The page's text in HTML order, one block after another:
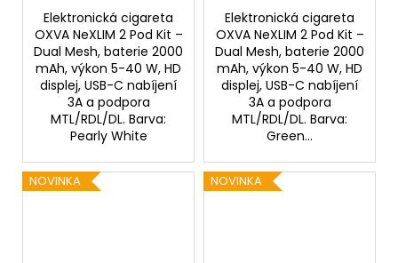
Elektronická cigareta
OXVA NeXLIM 2 Pod Kit –
Dual Mesh, baterie 2000
mAh, výkon 5-40 W, HD
displej, USB-C nabíjení
3A a podpora
MTL/RDL/DL. Barva:
Pearly White
Elektronická cigareta
OXVA NeXLIM 2 Pod Kit –
Dual Mesh, baterie 2000
mAh, výkon 5-40 W, HD
displej, USB-C nabíjení
3A a podpora
MTL/RDL/DL. Barva:
Green...
NOVINKA NOVINKA